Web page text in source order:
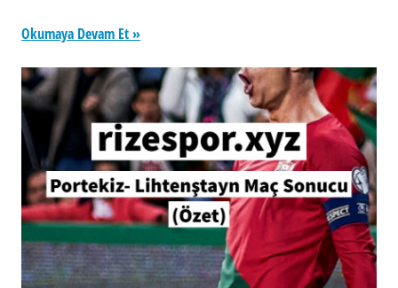
Okumaya Devam Et